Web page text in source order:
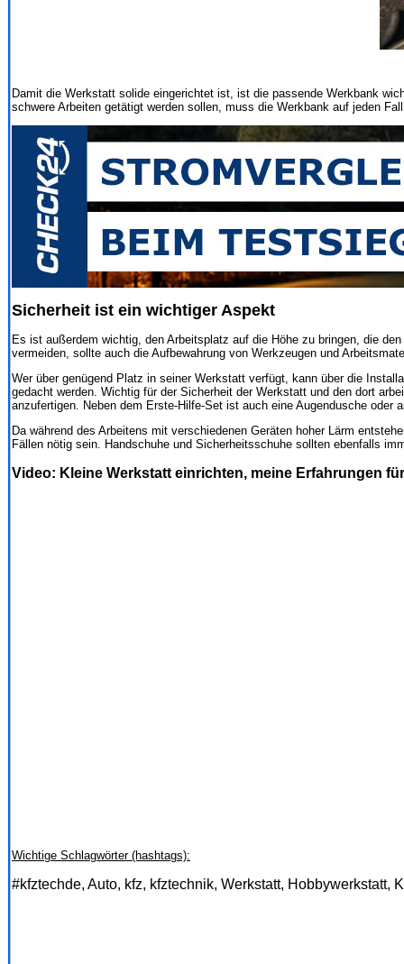
Damit die Werkstatt solide eingerichtet ist, ist die passende Werkbank
schwere Arbeiten getätigt werden sollen, muss die Werkbank auf jeden
Sicherheit ist ein wichtiger Aspekt
Es ist außerdem wichtig, den Arbeitsplatz auf die Höhe zu bringen, die
vermeiden, sollte auch die Aufbewahrung von Werkzeugen und
Wer über genügend Platz in seiner Werkstatt verfügt, kann über die
gedacht werden. Wichtig für der Sicherheit der Werkstatt und den dort
anzufertigen. Neben dem Erste-Hilfe-Set ist auch eine Augendusche oder
Da während des Arbeitens mit verschiedenen Geräten hoher Lärm
Fällen nötig sein. Handschuhe und Sicherheitsschuhe sollten ebenfalls
Video: Kleine Werkstatt einrichten, meine Erfahrungen
Wichtige Schlagwörter (hashtags):
#kfztechde, Auto, kfz, kfztechnik, Werkstatt, Hobbywerkstatt,